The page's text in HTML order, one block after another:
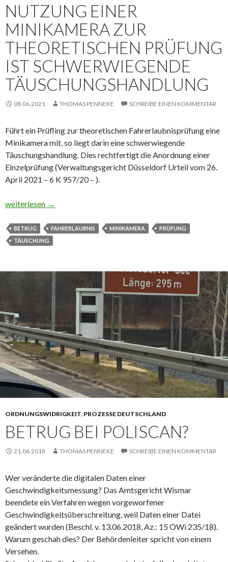
NUTZUNG EINER
MINIKAMERA ZUR
THEORETISCHEN PRÜFUNG
IST SCHWERWIEGENDE
TÄUSCHUNGSHANDLUNG
08.06.2021 THOMAS PENNEKE SCHREIBE EINEN KOMMENTAR
Führt ein Prüfling zur theoretischen Fahr­erlaubnis­prüfung eine
Minikamera mit, so liegt darin eine schwerwiegende
Täuschungshandlung. Dies rechtfertigt die Anordnung einer
Einzelprüfung (Verwaltungsgericht Düsseldorf Urteil vom 26.
April 2021 – 6 K 957/20 – ).
Nutzung einer Minikamera zur theoretischen Prüfung ist
weiterlesen →
BETRUG FAHRERLAUBNIS MINIKAMERA
PRÜFUNG
TÄUSCHUNG
ORDNUNGSWIDRIGKEIT, PROZESSE DEUTSCHLAND
BETRUG BEI POLISCAN?
21.06.2018 THOMAS PENNEKE SCHREIBE EINEN KOMMENTAR
Wer veränderte die digitalen Daten einer
Geschwindigkeitsmessung? Das Amtsgericht Wismar
beendete ein Verfahren wegen vorgeworfener
Geschwindigkeitsüberschreitung, weil Daten einer Datei
geändert wurden (Beschl. v. 13.06.2018, Az.: 15 OWi 235/18).
Warum geschah dies? Der Behördenleiter spricht von einem
Versehen.